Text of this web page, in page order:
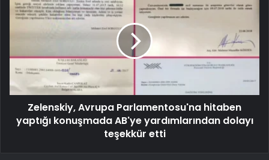
Zelenskiy, Avrupa Parlamentosu'na hitaben
yaptığı konuşmada AB'ye yardımlarından dolayı
teşekkür etti